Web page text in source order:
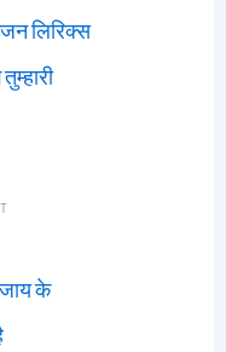
लिरिक्स
के